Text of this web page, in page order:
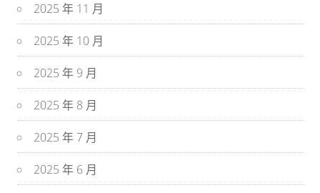
2025 年 11 月
2025 年 10 月
2025 年 9 月
2025 年 8 月
2025 年 7 月
2025 年 6 月